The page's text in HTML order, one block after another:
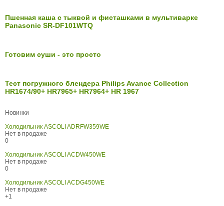
Пшенная каша с тыквой и фисташками в мультиварке
Panasonic SR-DF101WTQ
Готовим суши - это просто
Тест погружного блендера Philips Avance Collection
HR1674/90+ HR7965+ HR7964+ HR 1967
Новинки
Холодильник ASCOLI ADRFW359WE
Нет в продаже
0
Холодильник ASCOLI ACDW450WE
Нет в продаже
0
Холодильник ASCOLI ACDG450WE
Нет в продаже
+1